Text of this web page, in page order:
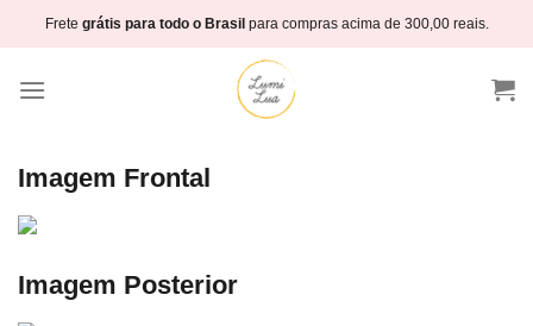
to
Frete grátis para todo o Brasilpara compras acima de 300,00 reais.
Imagem Frontal
Imagem Posterior